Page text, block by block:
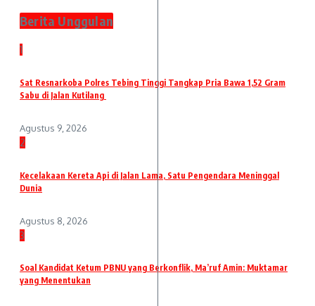
Berita Unggulan
1
Sat Resnarkoba Polres Tebing Tinggi Tangkap Pria Bawa 1,52 Gram
Sabu di Jalan Kutilang
Agustus 9, 2026
2
Kecelakaan Kereta Api di Jalan Lama, Satu Pengendara Meninggal
Dunia
Agustus 8, 2026
3
Soal Kandidat Ketum PBNU yang Berkonflik, Ma’ruf Amin: Muktamar
yang Menentukan